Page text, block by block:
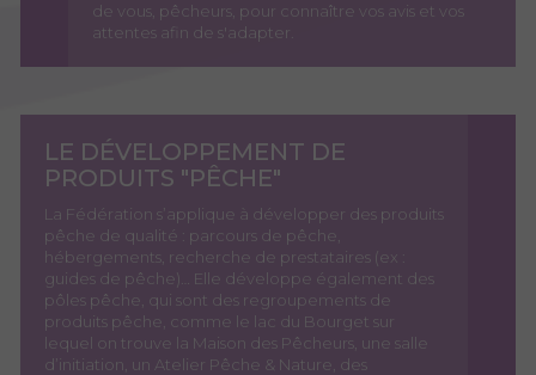
de vous, pêcheurs, pour connaître vos avis et vos
attentes afin de s'adapter.
LE DÉVELOPPEMENT DE
PRODUITS "PÊCHE"
La Fédération s’applique à développer des produits
pêche de qualité : parcours de pêche,
hébergements, recherche de prestataires (ex :
guides de pêche)… Elle développe également des
pôles pêche, qui sont des regroupements de
produits pêche, comme le lac du Bourget sur
lequel on trouve la Maison des Pêcheurs, une salle
d’initiation, un Atelier Pêche & Nature, des